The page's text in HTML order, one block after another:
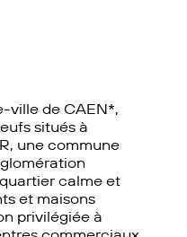
ville de CAEN*,
situés à
une commune
calme et
et maisons
privilégiée à